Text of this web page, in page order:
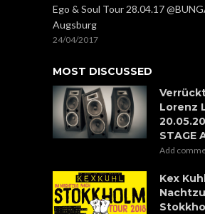
Ego & Soul Tour 28.04.17
Augsburg
24/04/2017
MOST DISCUSSED
Lorenz
STAGE
Add
Kex